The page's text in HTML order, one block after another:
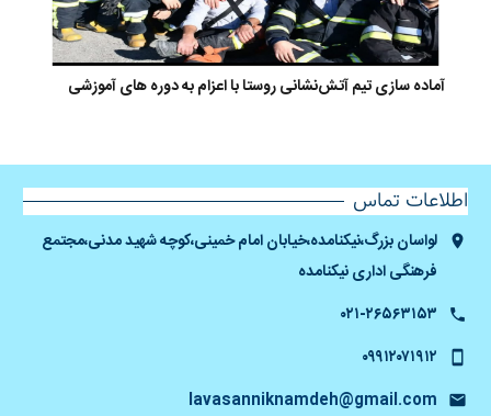
آماده سازی تیم آتش‌نشانی روستا با اعزام به دوره های آموزشی
اطلاعات تماس
لواسان بزرگ،نیکنامده،خیابان امام خمینی،کوچه شهید مدنی،مجتمع
فرهنگی اداری نیکنامده
۰۲۱-۲۶۵۶۳۱۵۳
۰۹۹۱۲۰۷۱۹۱۲
lavasanniknamdeh@gmail.com